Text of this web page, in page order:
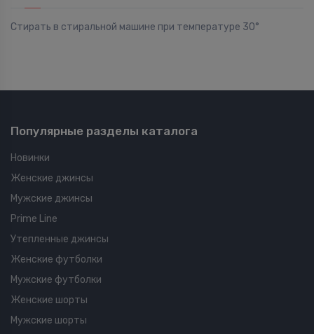
Стирать в стиральной машине при температуре 30°
Популярные разделы каталога
Новинки
Женские джинсы
Мужские джинсы
Prime Line
Утепленные джинсы
Женские футболки
Мужские футболки
Женские шорты
Мужские шорты